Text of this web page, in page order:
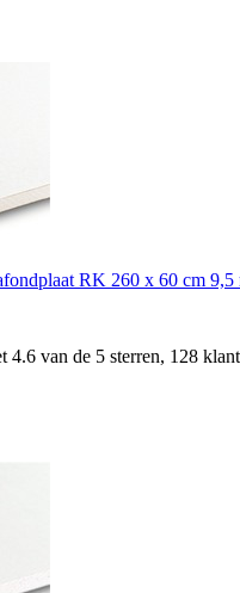
RK 260 x 60 cm 9,5
4.6 van de 5 sterren, 128